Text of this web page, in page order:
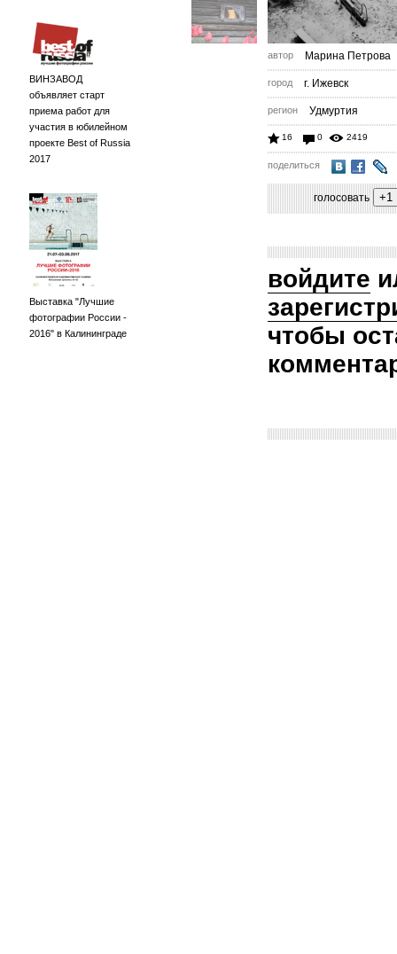
ВИНЗАВОД
объявляет старт
приема работ для
участия в юбилейном
проекте Best of Russia
2017
Выставка "Лучшие
фотографии России -
2016" в Калининграде
автор Марина Петрова
город г. Ижевск
регион Удмуртия
16 0 2419
поделиться
голосовать
войдите
чтобы